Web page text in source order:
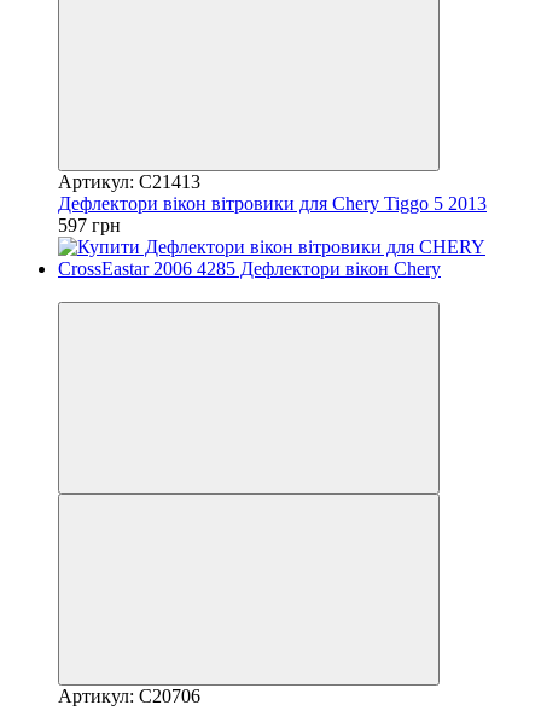
Артикул: C21413
Дефлектори вікон вітровики для Chery Tiggo 5 2013
597 грн
Артикул: C20706